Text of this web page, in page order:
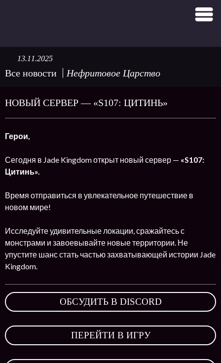
Все новости Нефритовое Царство
13.11.2025
НОВЫЙ СЕРВЕР — «S107: ЦИТИНЬ»
Герои,
Сегодня в Jade Kingdom открыт новый сервер — «S107:
Цитинь».
Время отправиться в увлекательное путешествие в
новом мире!
Исследуйте удивительные локации, сражайтесь с
монстрами и завоевывайте новые территории. Не
упустите шанс стать частью захватывающей истории Jade
Kingdom.
ОБСУДИТЬ В DISCORD
ПЕРЕЙТИ В ИГРУ